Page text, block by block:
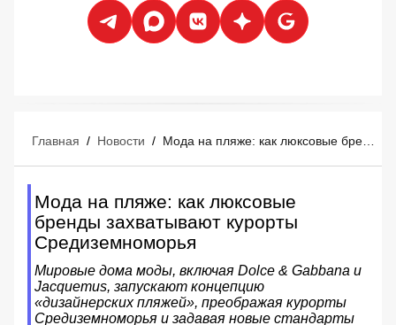
Главная / Новости / Мода на пляже: как люксовые бренды захватывают курорты Средиземноморья
Мода на пляже: как люксовые
бренды захватывают курорты
Средиземноморья
Мировые дома моды, включая Dolce & Gabbana и
Jacquemus, запускают концепцию
«дизайнерских пляжей», преображая курорты
Средиземноморья и задавая новые стандарты